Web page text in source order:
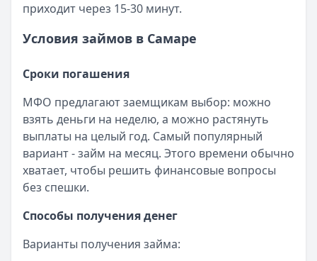
приходит через 15-30 минут.
Условия займов в Самаре
Сроки погашения
МФО предлагают заемщикам выбор: можно
взять деньги на неделю, а можно растянуть
выплаты на целый год. Самый популярный
вариант - займ на месяц. Этого времени обычно
хватает, чтобы решить финансовые вопросы
без спешки.
Способы получения денег
Варианты получения займа: